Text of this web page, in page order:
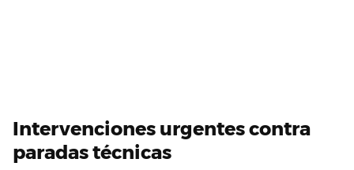
Intervenciones urgentes contra
paradas técnicas